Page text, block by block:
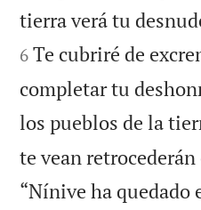
tierra verá tu
6 Te cubriré de
completar tu
los pueblos de la
te vean
“Nínive ha quedado